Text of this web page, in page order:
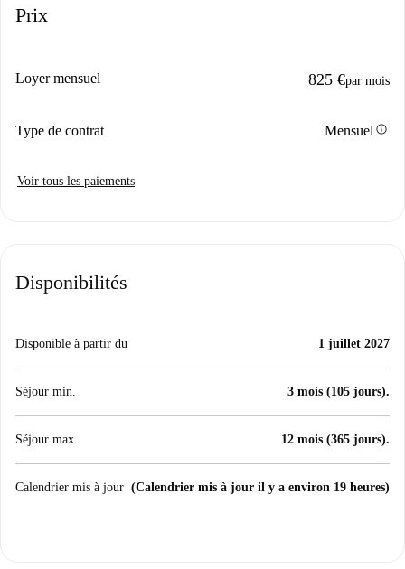
Prix
Loyer mensuel 825 €par mois
Type de contrat Mensuel info
Voir tous les paiements
Disponibilités
Disponible à partir du 1 juillet 2027
Séjour min. 3 mois (105 jours).
Séjour max. 12 mois (365 jours).
Calendrier mis à jour (Calendrier mis à jour il y a environ 19 heures)